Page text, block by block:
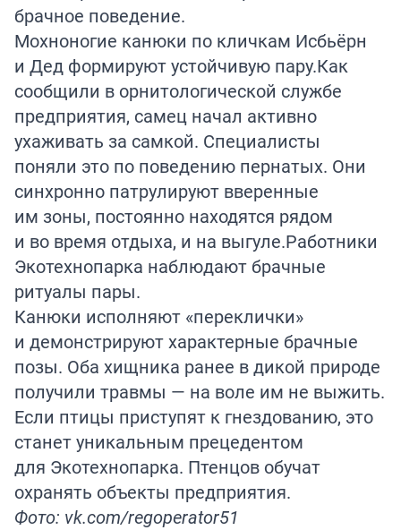
брачное поведение.
Мохноногие канюки по кличкам Исбьёрн
и Дед формируют устойчивую пару.Как
сообщили в орнитологической службе
предприятия, самец начал активно
ухаживать за самкой. Специалисты
поняли это по поведению пернатых. Они
синхронно патрулируют вверенные
им зоны, постоянно находятся рядом
и во время отдыха, и на выгуле.Работники
Экотехнопарка наблюдают брачные
ритуалы пары.
Канюки исполняют «переклички»
и демонстрируют характерные брачные
позы. Оба хищника ранее в дикой природе
получили травмы — на воле им не выжить.
Если птицы приступят к гнездованию, это
станет уникальным прецедентом
для Экотехнопарка. Птенцов обучат
охранять объекты предприятия.
Фото: vk.com/regoperator51